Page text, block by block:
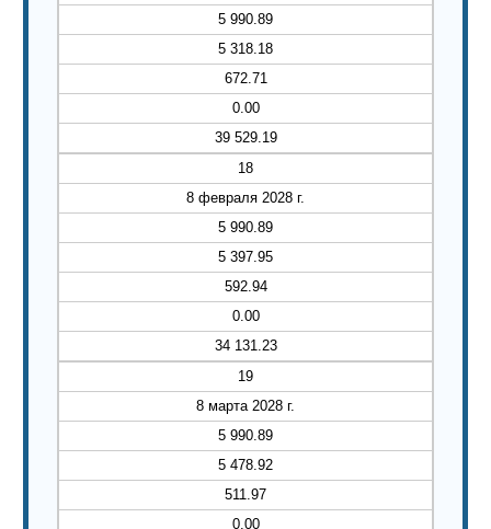
5 990.89
5 318.18
672.71
0.00
39 529.19
18
8 февраля 2028 г.
5 990.89
5 397.95
592.94
0.00
34 131.23
19
8 марта 2028 г.
5 990.89
5 478.92
511.97
0.00